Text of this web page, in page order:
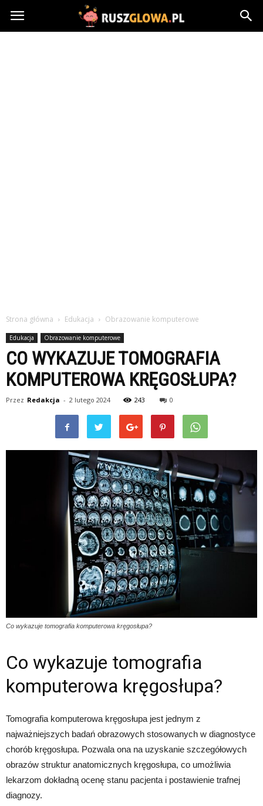
Ruszglowa.pl
Strona główna Edukacja Obrazowanie komputerowe
Edukacja Obrazowanie komputerowe
CO WYKAZUJE TOMOGRAFIA
KOMPUTEROWA KRĘGOSŁUPA?
Przez Redakcja - 2 lutego 2024 243 0
Co wykazuje tomografia komputerowa kręgosłupa?
Co wykazuje tomografia
komputerowa kręgosłupa?
Tomografia komputerowa kręgosłupa jest jednym z
najważniejszych badań obrazowych stosowanych w diagnostyce
chorób kręgosłupa. Pozwala ona na uzyskanie szczegółowych
obrazów struktur anatomicznych kręgosłupa, co umożliwia
lekarzom dokładną ocenę stanu pacjenta i postawienie trafnej
diagnozy.